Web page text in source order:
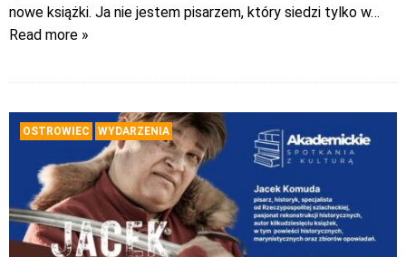
nowe książki. Ja nie jestem pisarzem, który siedzi tylko w…
Read more »
OSTROWIEC WYDARZENIA